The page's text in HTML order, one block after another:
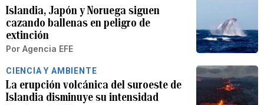
Islandia, Japón y Noruega siguen
cazando ballenas en peligro de
extinción
Por Agencia EFE
CIENCIA Y AMBIENTE
La erupción volcánica del suroeste de
Islandia disminuye su intensidad